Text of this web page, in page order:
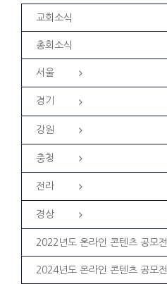
교회소식
총회소식
서울
경기
강원
충청
전라
경상
2022년도 온라인 콘텐츠 공모전
2024년도 온라인 콘텐츠 공모전